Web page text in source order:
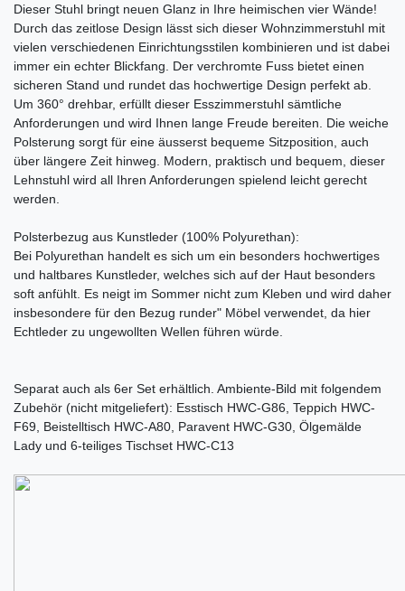
Dieser Stuhl bringt neuen Glanz in Ihre heimischen vier Wände!
Durch das zeitlose Design lässt sich dieser Wohnzimmerstuhl mit
vielen verschiedenen Einrichtungsstilen kombinieren und ist dabei
immer ein echter Blickfang. Der verchromte Fuss bietet einen
sicheren Stand und rundet das hochwertige Design perfekt ab.
Um 360° drehbar, erfüllt dieser Esszimmerstuhl sämtliche
Anforderungen und wird Ihnen lange Freude bereiten. Die weiche
Polsterung sorgt für eine äusserst bequeme Sitzposition, auch
über längere Zeit hinweg. Modern, praktisch und bequem, dieser
Lehnstuhl wird all Ihren Anforderungen spielend leicht gerecht
werden.
Polsterbezug aus Kunstleder (100% Polyurethan):
Bei Polyurethan handelt es sich um ein besonders hochwertiges
und haltbares Kunstleder, welches sich auf der Haut besonders
soft anfühlt. Es neigt im Sommer nicht zum Kleben und wird daher
insbesondere für den Bezug runder" Möbel verwendet, da hier
Echtleder zu ungewollten Wellen führen würde.
Separat auch als 6er Set erhältlich. Ambiente-Bild mit folgendem
Zubehör (nicht mitgeliefert): Esstisch HWC-G86, Teppich HWC-
F69, Beistelltisch HWC-A80, Paravent HWC-G30, Ölgemälde
Lady und 6-teiliges Tischset HWC-C13